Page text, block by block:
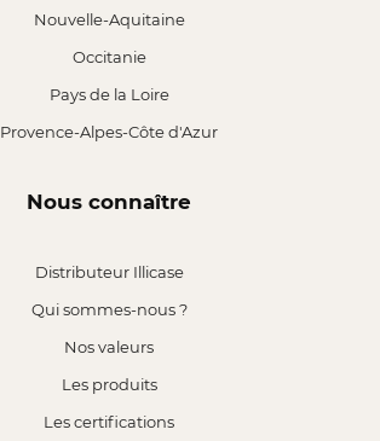
Nouvelle-Aquitaine
Occitanie
Pays de la Loire
Provence-Alpes-Côte d'Azur
Nous connaître
Distributeur Illicase
Qui sommes-nous ?
Nos valeurs
Les produits
Les certifications